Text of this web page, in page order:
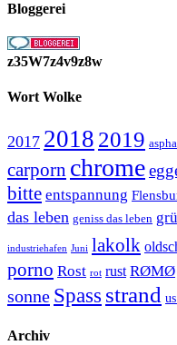
noch,
er
noch…
Bloggerei
z35W7z4v9z8w
Wort Wolke
2017 2018 2019
carporn chrome
bitte entspannung
das leben geniss das leben
industriehafen Juni lakolk
porno Rost rot rust RØMØ
sonne Spass strand
Archiv